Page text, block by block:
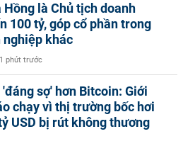
Hồng là Chủ tịch doanh
100 tỷ, góp cổ phần trong
nghiệp khác
1 phút trước
sợ' hơn Bitcoin: Giới
chạy vì thị trường bốc hơi
USD bị rút không thương